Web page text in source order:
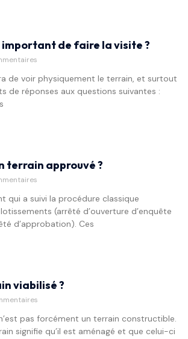
de faire la visite ?
de voir physiquement le terrain, et surtout
de réponses aux questions suivantes :
terrain approuvé ?
qui a suivi la procédure classique
(arrêté d’ouverture d’enquête
d’approbation). Ces
viabilisé ?
pas forcément un terrain constructible.
signifie qu’il est aménagé et que celui-ci